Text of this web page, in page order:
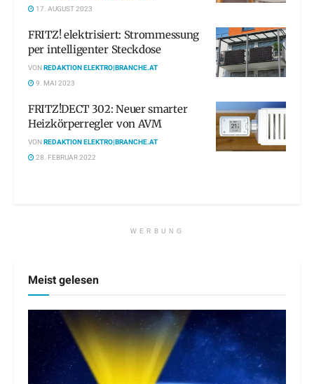
17. AUGUST 2023
FRITZ! elektrisiert: Strommessung
per intelligenter Steckdose
VONREDAKTION ELEKTRO|BRANCHE.AT
9. MAI 2023
FRITZ!DECT 302: Neuer smarter
Heizkörperregler von AVM
VONREDAKTION ELEKTRO|BRANCHE.AT
28. FEBRUAR 2022
WERBUNG
Meist gelesen